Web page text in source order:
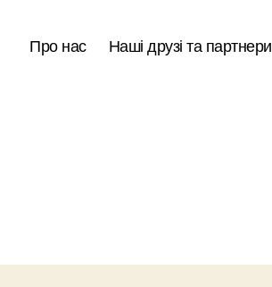
Про нас Наші друзі та партнери